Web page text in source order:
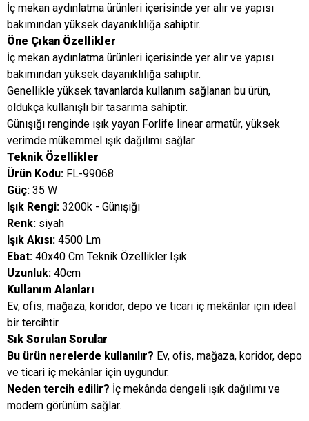
İç mekan aydınlatma ürünleri içerisinde yer alır ve yapısı
bakımından yüksek dayanıklılığa sahiptir.
Öne Çıkan Özellikler
İç mekan aydınlatma ürünleri içerisinde yer alır ve yapısı
bakımından yüksek dayanıklılığa sahiptir.
Genellikle yüksek tavanlarda kullanım sağlanan bu ürün,
oldukça kullanışlı bir tasarıma sahiptir.
Günışığı renginde ışık yayan Forlife linear armatür, yüksek
verimde mükemmel ışık dağılımı sağlar.
Teknik Özellikler
Ürün Kodu: FL-99068
Güç: 35 W
Işık Rengi: 3200k - Günışığı
Renk: siyah
Işık Akısı: 4500 Lm
Ebat: 40x40 Cm Teknik Özellikler Işık
Uzunluk: 40cm
Kullanım Alanları
Ev, ofis, mağaza, koridor, depo ve ticari iç mekânlar için ideal
bir tercihtir.
Sık Sorulan Sorular
Bu ürün nerelerde kullanılır? Ev, ofis, mağaza, koridor, depo
ve ticari iç mekânlar için uygundur.
Neden tercih edilir? İç mekânda dengeli ışık dağılımı ve
modern görünüm sağlar.